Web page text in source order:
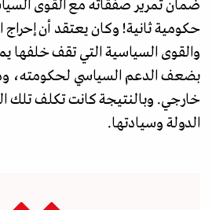
ضمان تمرير صفقاته مع القوى
حكومية ثانية! وكان يعتقد أن إحراج
والقوى السياسية التي تقف خلفها
بضعف الدعم السياسي لحكومته،
خارجي. وبالنتيجة كانت تكلف تلك
الدولة وسيادتها.